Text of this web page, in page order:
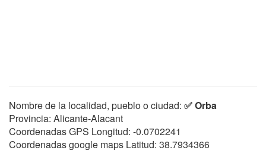
Nombre de la localidad, pueblo o ciudad: ✅ Orba
Provincia: Alicante-Alacant
Coordenadas GPS Longitud: -0.0702241
Coordenadas google maps Latitud: 38.7934366